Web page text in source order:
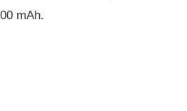
mAh.